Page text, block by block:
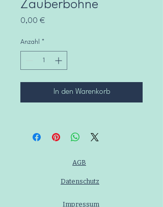
Zauberbohne
0,00 €Preis
Anzahl *
In den Warenkorb
AGB
Datenschutz
Impressum